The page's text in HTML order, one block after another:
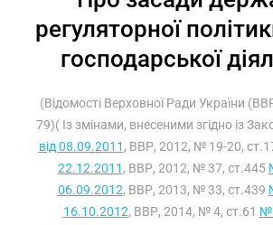
регуляторної
господарської
(Відомості Верховної Ради України
79)( Із змінами, внесеними згідно із
від 08.09.2011 , ВВР, 2012, № 19-20,
22.12.2011 , ВВР, 2012, № 37, ст.445
06.09.2012, ВВР, 2013, № 33, ст.439
16.10.2012, ВВР, 2014, № 4, ст.61 №